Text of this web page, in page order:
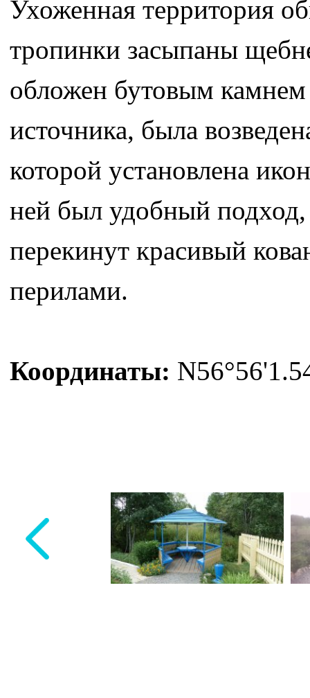
Ухоженная территория
тропинки засыпаны
обложен бутовым камнем
источника, была
которой установлена
ней был удобный подход,
перекинут красивый
перилами.
Координаты: